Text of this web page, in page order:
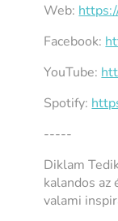
Web:
Facebook:
YouTube:
Spotify:
-----
Diklam
kalandos
valami